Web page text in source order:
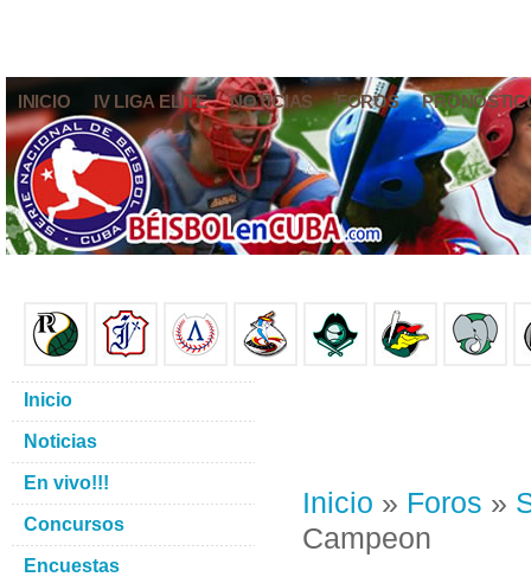
INICIO IV LIGA ELITE NOTICIAS FOROS
Inicio » Foros »
Campeon
Inicio
Noticias
En vivo!!!
Concursos
Encuestas